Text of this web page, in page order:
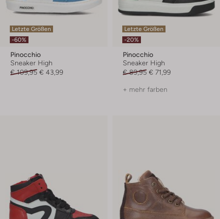
Letzte Größen
-60%
Pinocchio
Sneaker High
€ 109,95 € 43,99
Letzte Größen
-20%
Pinocchio
Sneaker High
€ 89,95 € 71,99
+ mehr farben